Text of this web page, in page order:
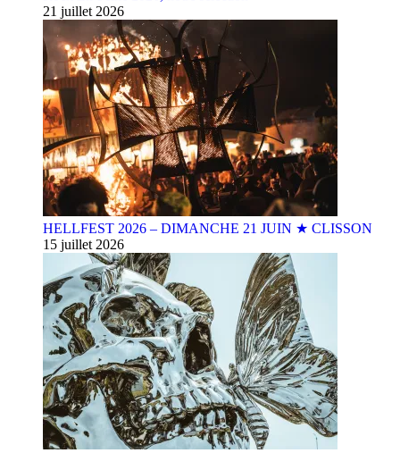
21 juillet 2026
HELLFEST 2026 – DIMANCHE 21 JUIN ★ CLISSON
15 juillet 2026